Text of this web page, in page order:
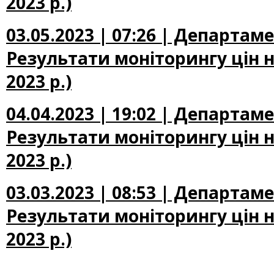
03.05.2023 | 07:26 |
Результати моніторингу цін
2023 р.)
04.04.2023 | 19:02 |
Результати моніторингу цін
2023 р.)
03.03.2023 | 08:53 |
Результати моніторингу цін
2023 р.)